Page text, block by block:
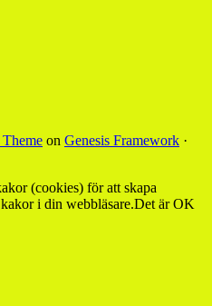
on Genesis Framework ·
(cookies) för att skapa
i din webbläsare.Det är OK